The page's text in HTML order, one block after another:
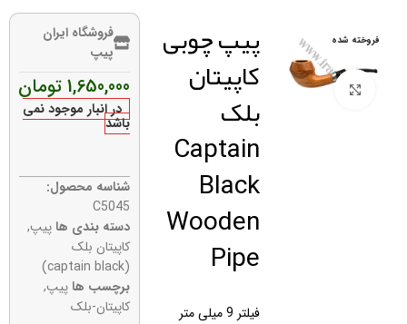
فروخته شده
برای بزرگنمایی کلیک کنید
پیپ چوبی
کاپیتان
بلک
Captain
Black
Wooden
Pipe
فیلتر 9 میلی متر
فروشگاه ایران
پیپ
1,650,000 تومان
در انبار موجود نمی
باشد
شناسه محصول:
C5045
دسته بندی ها پیپ,
کاپیتان بلک
(captain black)
برچسب ها پیپ,
کاپیتان-بلک